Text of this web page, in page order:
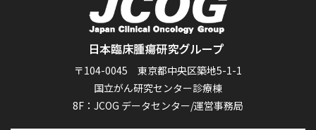
〒104-0045 東京都中央区築地5-1-1
国立がん研究センター診療棟
8F：JCOG データセンター/運営事務局